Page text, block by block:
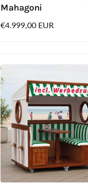
Mahagoni
Normaler
€4.999,00 EUR